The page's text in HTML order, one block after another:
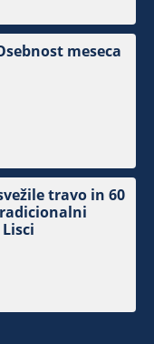
meseca
travo in 60